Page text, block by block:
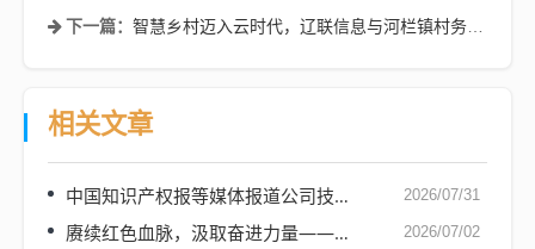
下一篇：智慧乡村迈入云时代，辽联信息与河栏镇村务云项目签约
相关文章
中国知识产权报等媒体报道公司技术人才入选省专家库 2026/07/31
赓续红色血脉，汲取奋进力量——辽联集团党支部开展迎七一感党恩红色研学活动 2026/07/02